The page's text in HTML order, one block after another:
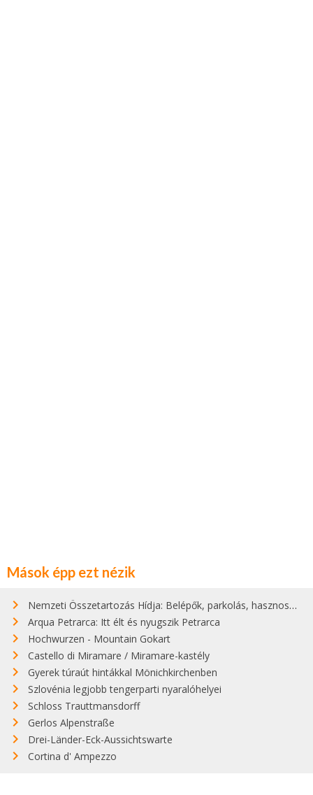
Mások épp ezt nézik
Nemzeti Összetartozás Hídja: Belépők, parkolás, hasznos infók
Arqua Petrarca: Itt élt és nyugszik Petrarca
Hochwurzen - Mountain Gokart
Castello di Miramare / Miramare-kastély
Gyerek túraút hintákkal Mönichkirchenben
Szlovénia legjobb tengerparti nyaralóhelyei
Schloss Trauttmansdorff
Gerlos Alpenstraße
Drei-Länder-Eck-Aussichtswarte
Cortina d' Ampezzo